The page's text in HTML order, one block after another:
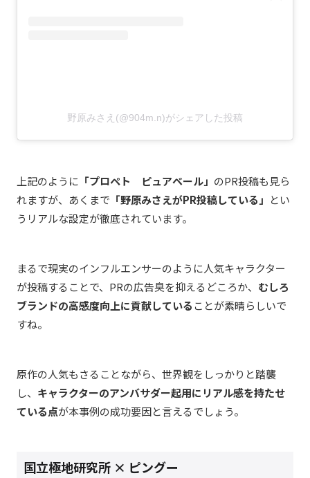
野原みさえ(@904m.n)がシェアした投稿
上記のように 「プロペト ピュアベール」 のPR投稿も見ら
れますが、あくまで 「野原みさえがPR投稿している」 とい
うリアルな設定が徹底されています。
まるで現実のインフルエンサーのように人気キャラクター
が投稿することで、PRの広告臭を抑えるどころか、 むしろ
ブランドの高感度向上に貢献していることが素晴らしいで
すね。
原作の人気もさることながら、世界観をしっかりと踏襲
し、 キャラクターのアンバサダー起用にリアル感を持たせ
ている点が本事例の成功要因と言えるでしょう。
国立極地研究所 × ピングー